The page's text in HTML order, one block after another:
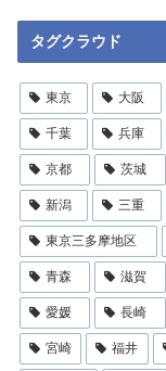
タグクラウド
東京 大阪
千葉 兵庫
京都 茨城
新潟 三重
東京三多摩地区
青森 滋賀
愛媛 長崎
宮崎 福井